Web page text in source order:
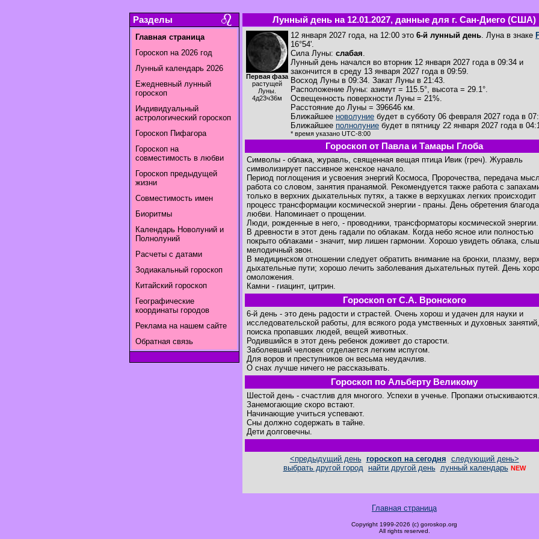
Разделы
Главная страница
Гороскоп на 2026 год
Лунный календарь 2026
Ежедневный лунный
гороскоп
Индивидуальный
астрологический гороскоп
Гороскоп Пифагора
Гороскоп на
совместимость в любви
Гороскоп предыдущей
жизни
Совместимость имен
Биоритмы
Календарь Новолуний и
Полнолуний
Расчеты с датами
Зодиакальный гороскоп
Китайский гороскоп
Географические
координаты городов
Реклама на нашем сайте
Обратная связь
Лунный день на 12.01.2027, данные для г. Сан-Диего (США)
Первая фаза
растущей
Луны.
4д23ч36м
12 января 2027 года, на 12:00 это 6-й лунный день. Луна в знаке
16°54'.
Сила Луны: слабая.
Лунный день начался во вторник 12 января 2027 года в 09:34 и
закончится в среду 13 января 2027 года в 09:59.
Восход Луны в 09:34. Закат Луны в 21:43.
Расположение Луны: азимут = 115.5°, высота = 29.1°.
Освещенность поверхности Луны = 21%.
Расстояние до Луны = 396646 км.
Ближайшее новолуние будет в субботу 06 февраля 2027 года в
Ближайшее полнолуние будет в пятницу 22 января 2027 года в
* время указано UTC-8:00
Гороскоп от Павла и Тамары Глоба
Символы - облака, журавль, священная вещая птица Ивик (греч). Журавль
символизирует пассивное женское начало.
Период поглощения и усвоения энергий Космоса, Пророчества, передача
работа со словом, занятия пранаямой. Рекомендуется также работа с
только в верхних дыхательных путях, а также в верхушках легких происходит
процесс трансформации космической энергии - праны. День обретения
любви. Напоминает о прощении.
Люди, рожденные в него, - проводники, трансформаторы космической энергии.
В древности в этот день гадали по облакам. Когда небо ясное или полностью
покрыто облаками - значит, мир лишен гармонии. Хорошо увидеть облака,
мелодичный звон.
В медицинском отношении следует обратить внимание на бронхи, плазму,
дыхательные пути; хорошо лечить заболевания дыхательных путей. День
омоложения.
Камни - гиацинт, цитрин.
Гороскоп от С.А. Вронского
6-й день - это день радости и страстей. Очень хорош и удачен для науки и
исследовательской работы, для всякого рода умственных и духовных занятий,
поиска пропавших людей, вещей животных.
Родившийся в этот день ребенок доживет до старости.
Заболевший человек отделается легким испугом.
Для воров и преступников он весьма неудачлив.
O снах лучше ничего не рассказывать.
Гороскоп по Альберту Великому
Шестой день - счастлив для многого. Успехи в ученье. Пропажи отыскиваются.
Занемогающие скоро встают.
Начинающие учиться успевают.
Сны должно содержать в тайне.
Дети долговечны.
<предыдущий день гороскоп на сегодня следующий день>
выбрать другой город
найти другой день лунный календарь NEW
Главная страница
Copyright 1999-2026 (c) goroskop.org
All rights reserved.